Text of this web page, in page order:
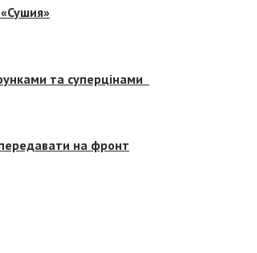
та суперцінами
передавати на фронт